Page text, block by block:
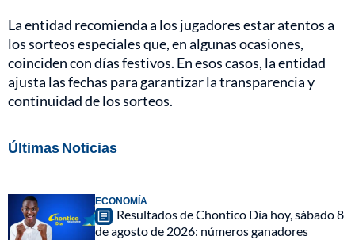
La entidad recomienda a los jugadores estar atentos a
los sorteos especiales que, en algunas ocasiones,
coinciden con días festivos. En esos casos, la entidad
ajusta las fechas para garantizar la transparencia y
continuidad de los sorteos.
Últimas Noticias
ECONOMÍA
Resultados de Chontico Día hoy, sábado 8
de agosto de 2026: números ganadores